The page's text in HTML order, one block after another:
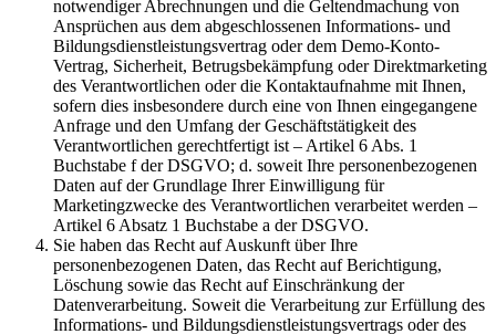
notwendiger Abrechnungen und die Geltendmachung von
Ansprüchen aus dem abgeschlossenen Informations- und
Bildungsdienstleistungsvertrag oder dem Demo-Konto-
Vertrag, Sicherheit, Betrugsbekämpfung oder Direktmarketing
des Verantwortlichen oder die Kontaktaufnahme mit Ihnen,
sofern dies insbesondere durch eine von Ihnen eingegangene
Anfrage und den Umfang der Geschäftstätigkeit des
Verantwortlichen gerechtfertigt ist – Artikel 6 Abs. 1
Buchstabe f der DSGVO; d. soweit Ihre personenbezogenen
Daten auf der Grundlage Ihrer Einwilligung für
Marketingzwecke des Verantwortlichen verarbeitet werden –
Artikel 6 Absatz 1 Buchstabe a der DSGVO.
Sie haben das Recht auf Auskunft über Ihre
personenbezogenen Daten, das Recht auf Berichtigung,
Löschung sowie das Recht auf Einschränkung der
Datenverarbeitung. Soweit die Verarbeitung zur Erfüllung des
Informations- und Bildungsdienstleistungsvertrags oder des